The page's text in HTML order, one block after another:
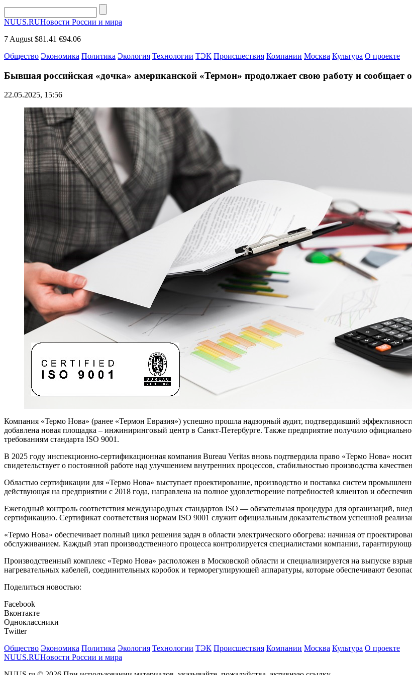
NUUS.RUНовости России и мира
7 August $81.41 €94.06
Общество Экономика Политика Экология Технологии ТЭК Происшествия Компании Москва Культура О проекте
Бывшая российская «дочка» американской «Термон» продолжает свою работу и сообщает
22.05.2025, 15:56
Компания «Термо Нова» (ранее «Термон Евразия») успешно прошла надзорный аудит, подтвердивший
добавлена новая площадка – инжиниринговый центр в Санкт-Петербурге. Также предприятие получило
требованиям стандарта ISO 9001.
В 2025 году инспекционно-сертификационная компания Bureau Veritas вновь подтвердила право «Термо Нова»
свидетельствует о постоянной работе над улучшением внутренних процессов, стабильностью производства
Областью сертификации для «Термо Нова» выступает проектирование, производство и поставка систем
действующая на предприятии с 2018 года, направлена на полное удовлетворение потребностей клиентов и
Ежегодный контроль соответствия международных стандартов ISO — обязательная процедура для организаций,
сертификацию. Сертификат соответствия нормам ISO 9001 служит официальным доказательством успешной
«Термо Нова» обеспечивает полный цикл решения задач в области электрического обогрева: начиная от
обслуживанием. Каждый этап производственного процесса контролируется специалистами компании,
Производственный комплекс «Термо Нова» расположен в Московской области и специализируется на выпуске
нагревательных кабелей, соединительных коробок и терморегулирующей аппаратуры, которые обеспечивают
Поделиться новостью:
Facebook
Вконтакте
Одноклассники
Twitter
Общество Экономика Политика Экология Технологии ТЭК Происшествия Компании Москва Культура О проекте
NUUS.RUНовости России и мира